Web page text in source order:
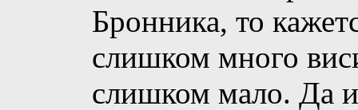
Бронника, то
слишком много
слишком мало. Да